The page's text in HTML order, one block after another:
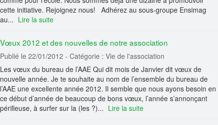
cette initiative. Rejoignez nous! Adhérez au sous-groupe Ensimag
au... Lire la suite
Vœux 2012 et des nouvelles de notre association
Publié le 22/01/2012 - Catégorie : Vie de l'association
Les vœux du bureau de l’AAE Qui dit mois de Janvier dit vœux de
nouvelle année. Je te souhaite au nom de l’ensemble du bureau de
l’AAE une excellente année 2012. Il semble que nous ayons besoin en
ce début d’année de beaucoup de bons vœux, l’année s’annonçant
périlleuse, à surfer sur la (les ?)... Lire la suite